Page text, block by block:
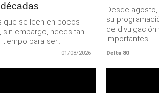
que se leen en pocos
sin embargo, necesitan
para ser...
01/08/2026
Desde
su
de divulgación
importantes...
Delta 80